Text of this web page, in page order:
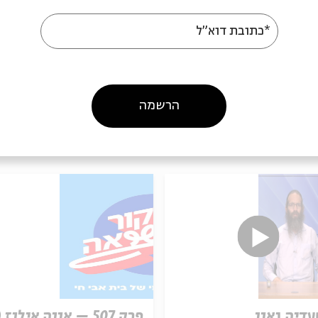
*כתובת דוא"ל
הרשמה